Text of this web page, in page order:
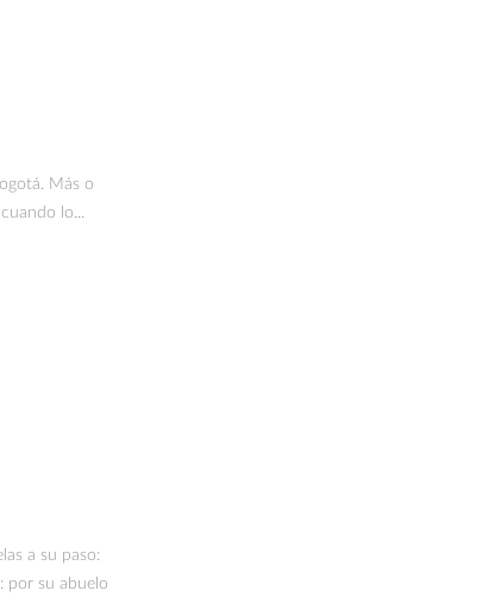
Más o
lo...
a su paso:
por su abuelo